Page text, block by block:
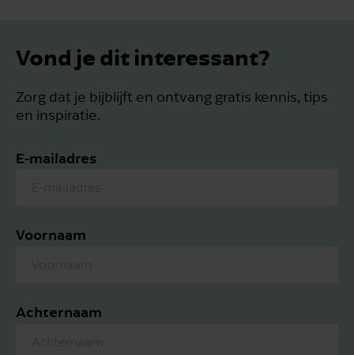
Vond je dit interessant?
Zorg dat je bijblijft en ontvang gratis kennis, tips
en inspiratie.
E-mailadres
Voornaam
Achternaam